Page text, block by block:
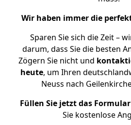
Wir haben immer die
Sparen Sie sich die Zeit –
darum, dass Sie die besten
Zögern Sie nicht und
heute, um Ihren
Neuss nach
Füllen Sie jetzt das
Sie kostenlose